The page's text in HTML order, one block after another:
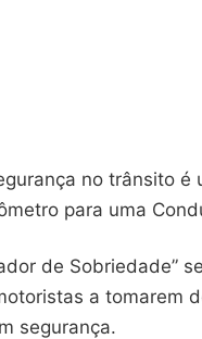
no trânsito
para uma
de Sobriedade”
a tomarem
segurança.